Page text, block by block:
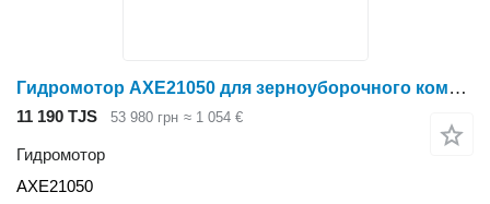
Гидромотор AXE21050 для зерноуборочного комбайна John Deere S550, S650, S660, S660 STS, S670, S670 STS, S670H, S680, S680 STS, S680H, S685, S685H, S690, S690 STS, S690H
11 190 TJS 53 980 грн ≈ 1 054 €
Гидромотор
AXE21050